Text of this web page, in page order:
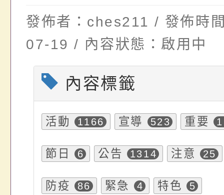
發佈者：ches211 / 發佈時
07-19 / 內容狀態：啟用中
內容標籤
活動 1166 宣導 523 重要
節日 6 公告 1314 注意 25
防疫 86 緊急 4 特色 5